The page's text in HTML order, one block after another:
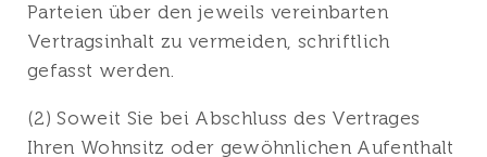
Parteien über den jeweils vereinbarten
Vertragsinhalt zu vermeiden, schriftlich
gefasst werden.
(2) Soweit Sie bei Abschluss des Vertrages
Ihren Wohnsitz oder gewöhnlichen Aufenthalt